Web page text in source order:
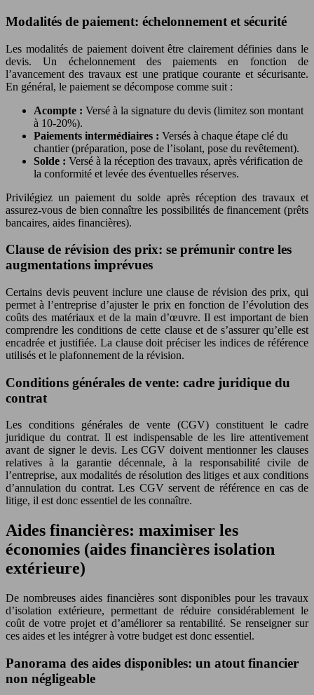
Modalités de paiement: échelonnement et sécurité
Les modalités de paiement doivent être clairement définies dans le
devis. Un échelonnement des paiements en fonction de
l’avancement des travaux est une pratique courante et sécurisante.
En général, le paiement se décompose comme suit :
Acompte : Versé à la signature du devis (limitez son montant
à 10-20%).
Paiements intermédiaires : Versés à chaque étape clé du
chantier (préparation, pose de l’isolant, pose du revêtement).
Solde : Versé à la réception des travaux, après vérification de
la conformité et levée des éventuelles réserves.
Privilégiez un paiement du solde après réception des travaux et
assurez-vous de bien connaître les possibilités de financement (prêts
bancaires, aides financières).
Clause de révision des prix: se prémunir contre les
augmentations imprévues
Certains devis peuvent inclure une clause de révision des prix, qui
permet à l’entreprise d’ajuster le prix en fonction de l’évolution des
coûts des matériaux et de la main d’œuvre. Il est important de bien
comprendre les conditions de cette clause et de s’assurer qu’elle est
encadrée et justifiée. La clause doit préciser les indices de référence
utilisés et le plafonnement de la révision.
Conditions générales de vente: cadre juridique du
contrat
Les conditions générales de vente (CGV) constituent le cadre
juridique du contrat. Il est indispensable de les lire attentivement
avant de signer le devis. Les CGV doivent mentionner les clauses
relatives à la garantie décennale, à la responsabilité civile de
l’entreprise, aux modalités de résolution des litiges et aux conditions
d’annulation du contrat. Les CGV servent de référence en cas de
litige, il est donc essentiel de les connaître.
Aides financières: maximiser les
économies (aides financières isolation
extérieure)
De nombreuses aides financières sont disponibles pour les travaux
d’isolation extérieure, permettant de réduire considérablement le
coût de votre projet et d’améliorer sa rentabilité. Se renseigner sur
ces aides et les intégrer à votre budget est donc essentiel.
Panorama des aides disponibles: un atout financier
non négligeable